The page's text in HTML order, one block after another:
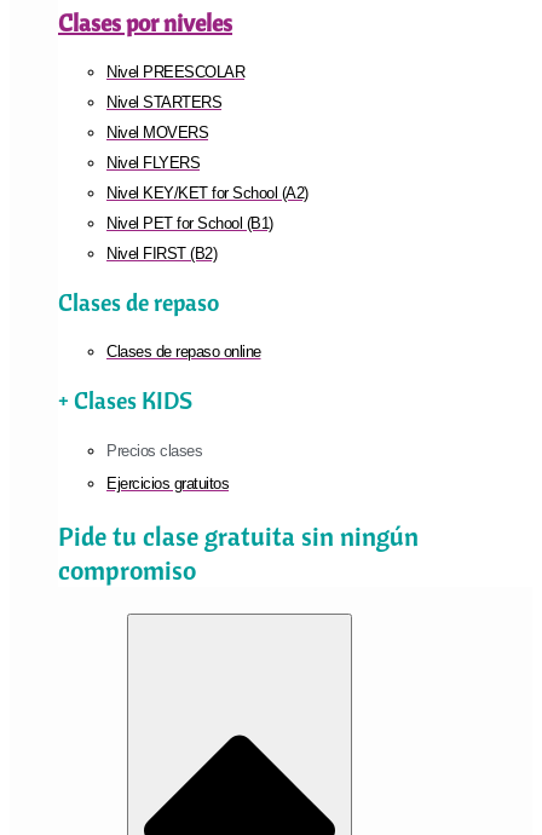
Clases por niveles
Nivel PREESCOLAR
Nivel STARTERS
Nivel MOVERS
Nivel FLYERS
Nivel KEY/KET for School (A2)
Nivel PET for School (B1)
Nivel FIRST (B2)
Clases de repaso
Clases de repaso online
+ Clases KIDS
Precios clases
Ejercicios gratuitos
Pide tu clase gratuita sin ningún
compromiso